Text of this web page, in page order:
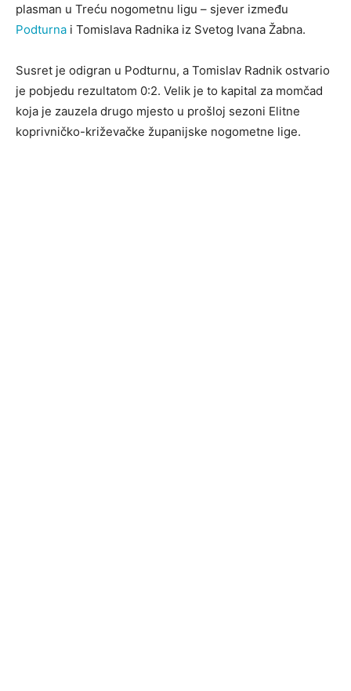
plasman u Treću nogometnu ligu – sjever između
Podturna i Tomislava Radnika iz Svetog Ivana Žabna.
Susret je odigran u Podturnu, a Tomislav Radnik ostvario
je pobjedu rezultatom 0:2. Velik je to kapital za momčad
koja je zauzela drugo mjesto u prošloj sezoni Elitne
koprivničko-križevačke županijske nogometne lige.